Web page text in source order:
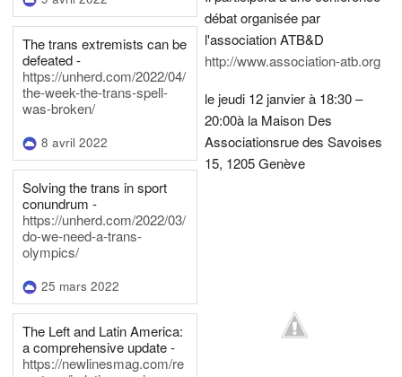
The trans extremists can be
defeated -
https://unherd.com/2022/04/
the-week-the-trans-spell-
was-broken/
8 avril 2022
Solving the trans in sport
conundrum -
https://unherd.com/2022/03/
do-we-need-a-trans-
olympics/
25 mars 2022
The Left and Latin America:
a comprehensive update -
https://newlinesmag.com/re
débat organisée par
l'association ATB&D
http://www.association-atb.org
le jeudi 12 janvier à 18:30 –
20:00à la Maison Des
Associationsrue des Savoises
15, 1205 Genève